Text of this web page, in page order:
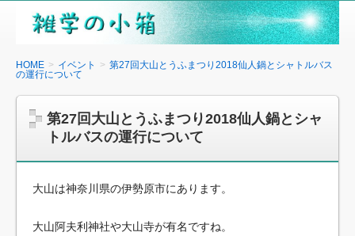
雑
の
箱
HOME イベント
第27回大山とうふまつり2018仙人鍋とシャトルバス
の運行について
第27回大山とうふまつり2018仙人鍋とシャ
トルバスの運行について
大山は神奈川県の伊勢原市にあります。
大山阿夫利神社や大山寺が有名ですね。